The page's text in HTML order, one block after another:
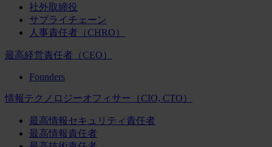
社外取締役
サプライチェーン
人事責任者（CHRO）
最高経営責任者（CEO）
Founders
情報テクノロジーオフィサー（CIO, CTO）
最高情報セキュリティ責任者
最高情報責任者